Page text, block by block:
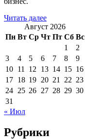
Читать далее
Август 2026
Пн Вт Ср Чт Пт Сб Вс
1
2
3
4 5 6 7 8
9
10 11 12 13 14 15 16
17 18 19 20 21 22 23
24 25 26 27 28 29 30
31
« Июл
Рубрики